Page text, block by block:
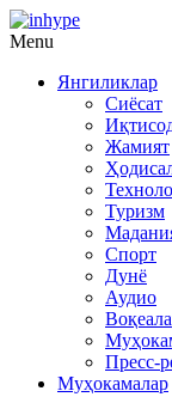
Menu
Янгиликлар
Сиёсат
Жамият
Туризм
Спорт
Дунё
Аудио
Пресс-
Муҳокамалар